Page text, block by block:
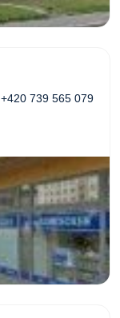
+420 739 565 079